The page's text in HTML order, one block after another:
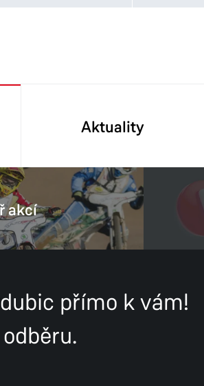
Aktuality
akcí
přímo k vám!